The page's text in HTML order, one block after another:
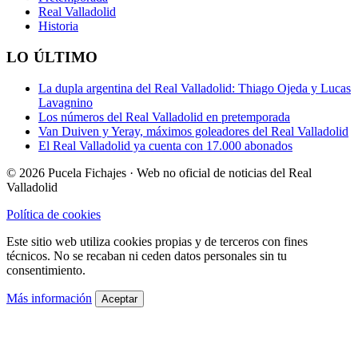
Real Valladolid
Historia
LO ÚLTIMO
La dupla argentina del Real Valladolid: Thiago Ojeda y Lucas
Lavagnino
Los números del Real Valladolid en pretemporada
Van Duiven y Yeray, máximos goleadores del Real Valladolid
El Real Valladolid ya cuenta con 17.000 abonados
© 2026 Pucela Fichajes · Web no oficial de noticias del Real
Valladolid
Política de cookies
Este sitio web utiliza cookies propias y de terceros con fines
técnicos. No se recaban ni ceden datos personales sin tu
consentimiento.
Más información Aceptar